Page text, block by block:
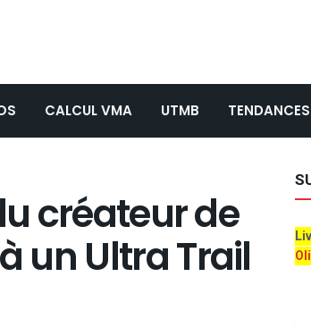
CALCUL VMA UTMB TENDANCES
créateur de
un Ultra Trail